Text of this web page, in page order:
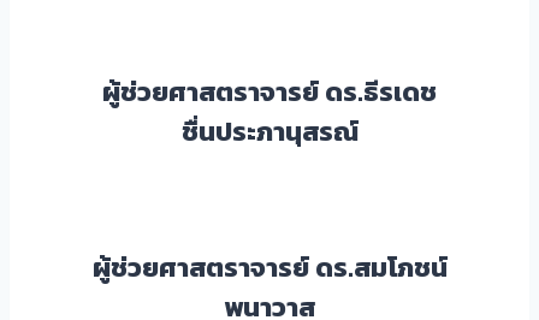
ผู้ช่วยศาสตราจารย์ ดร.ธีรเดช
ชื่นประภานุสรณ์
ผู้ช่วยศาสตราจารย์ ดร.สมโภชน์
พนาวาส